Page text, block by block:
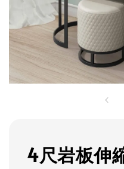
4尺岩板伸